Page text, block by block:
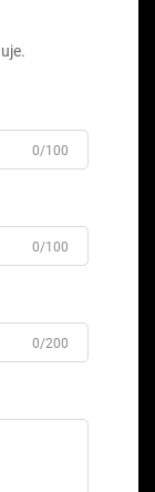
0/100
0/100
0/200